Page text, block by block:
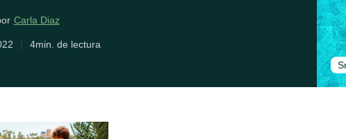
Carla Diaz
|
4min. de lectura